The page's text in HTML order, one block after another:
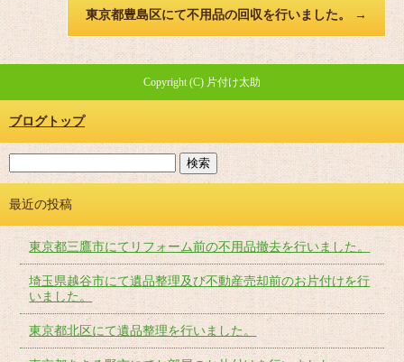
東京都豊島区にて不用品の回収を行いました。 →
Copyright (C) 片付け太助
ブログトップ
最近の投稿
東京都三鷹市にてリフォーム前の不用品撤去を行いました。
埼玉県越谷市にて遺品整理及び不動産売却前のお片付けを行
いました。
東京都北区にて遺品整理を行いました。